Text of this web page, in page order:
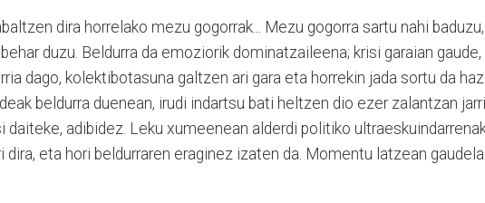
dira horrelako mezu gogorrak... Mezu gogorra sartu nahi baduzu,
duzu. Beldurra da emoziorik dominatzaileena; krisi garaian gaude,
dago, kolektibotasuna galtzen ari gara eta horrekin jada sortu da
beldurra duenean, irudi indartsu bati heltzen dio ezer zalantzan jarri
daiteke, adibidez. Leku xumeenean alderdi politiko
dira, eta hori beldurraren eraginez izaten da. Momentu latzean gaudela